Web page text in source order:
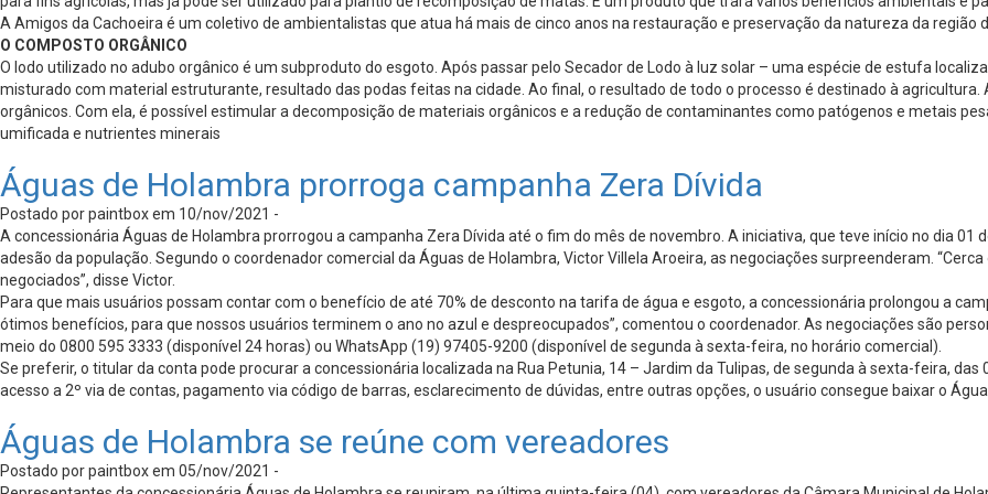
A Amigos da Cachoeira é um coletivo de ambientalistas que atua há mais de cinco anos na restauração e preservação da natureza da região
O COMPOSTO ORGÂNICO
O lodo utilizado no adubo orgânico é um subproduto do esgoto. Após passar pelo Secador de Lodo à luz solar – uma espécie de estufa
misturado com material estruturante, resultado das podas feitas na cidade. Ao final, o resultado de todo o processo é destinado à
orgânicos. Com ela, é possível estimular a decomposição de materiais orgânicos e a redução de contaminantes como patógenos e metais
umificada e nutrientes minerais
Águas de Holambra prorroga campanha Zera Dívida
Postado por paintbox em 10/nov/2021 -
A concessionária Águas de Holambra prorrogou a campanha Zera Dívida até o fim do mês de novembro. A iniciativa, que teve início no dia
adesão da população. Segundo o coordenador comercial da Águas de Holambra, Victor Villela Aroeira, as negociações surpreenderam.
negociados”, disse Victor.
Para que mais usuários possam contar com o benefício de até 70% de desconto na tarifa de água e esgoto, a concessionária prolongou a
ótimos benefícios, para que nossos usuários terminem o ano no azul e despreocupados”, comentou o coordenador. As negociações são
meio do 0800 595 3333 (disponível 24 horas) ou WhatsApp (19) 97405-9200 (disponível de segunda à sexta-feira, no horário comercial).
Se preferir, o titular da conta pode procurar a concessionária localizada na Rua Petunia, 14 – Jardim da Tulipas, de segunda à sexta-feira, das
acesso a 2º via de contas, pagamento via código de barras, esclarecimento de dúvidas, entre outras opções, o usuário consegue baixar o
Águas de Holambra se reúne com vereadores
Postado por paintbox em 05/nov/2021 -